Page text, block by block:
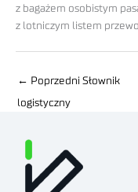
z bagażem osobistym
z lotniczym listem
← Poprzedni Słownik
logistyczny